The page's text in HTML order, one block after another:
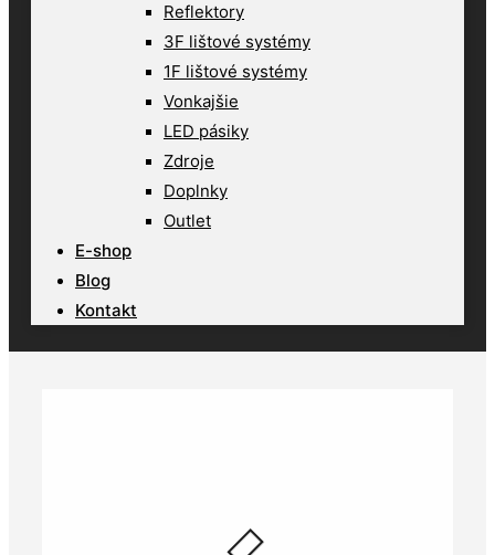
Reflektory
3F lištové systémy
1F lištové systémy
Vonkajšie
LED pásiky
Zdroje
Doplnky
Outlet
E-shop
Blog
Kontakt